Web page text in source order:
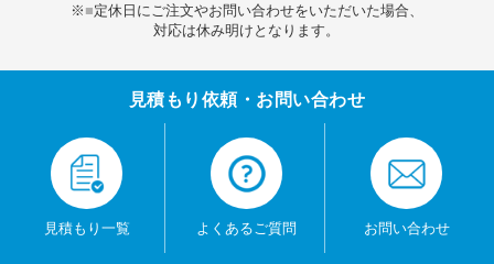
※ ■定休日にご注文やお問い合わせをいただいた場合、
対応は休み明けとなります。
見積もり依頼・お問い合わせ
見積もり一覧 よくあるご質問 お問い合わせ